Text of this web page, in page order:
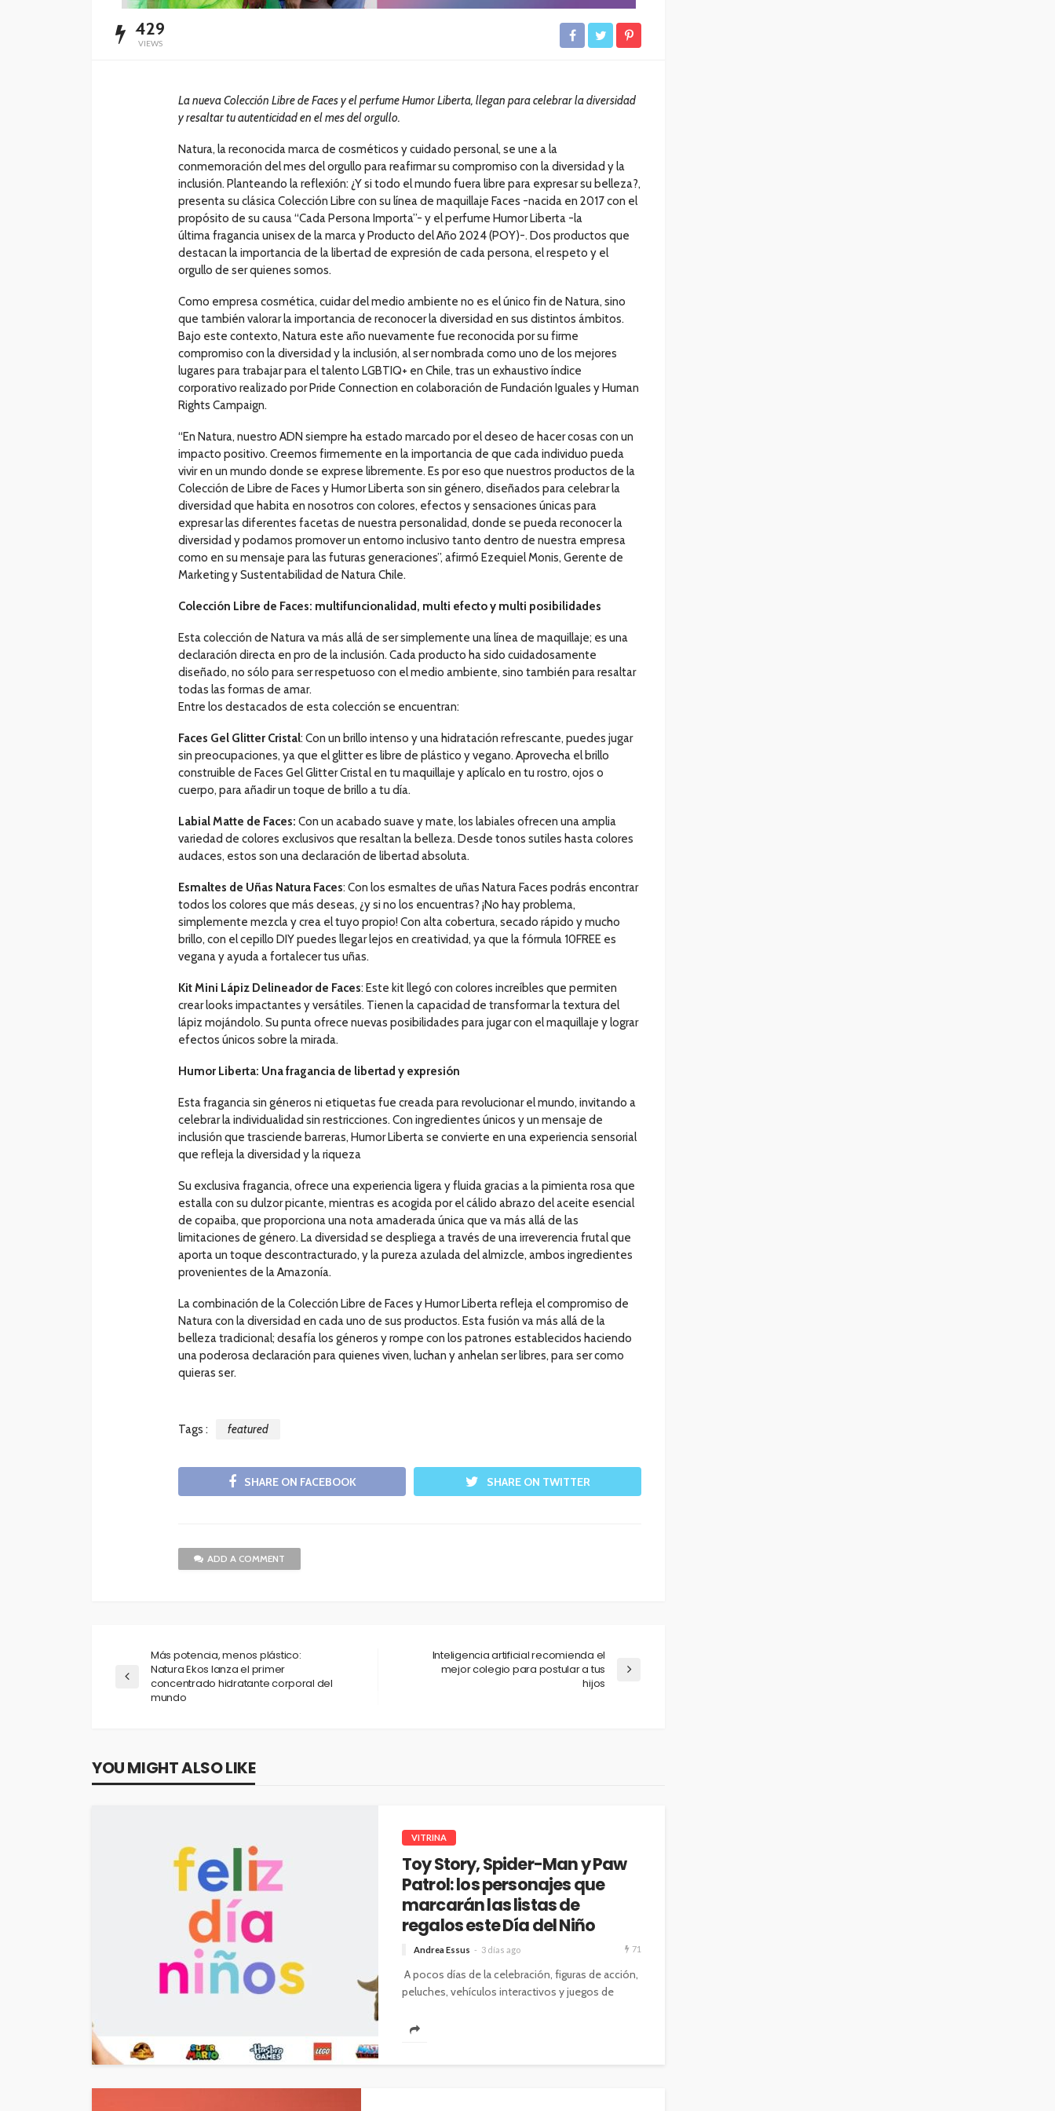
429
VIEWS
La nueva Colección Libre de Faces y el perfume Humor Liberta, llegan para celebrar la diversidad
y resaltar tu autenticidad en el mes del orgullo.
Natura, la reconocida marca de cosméticos y cuidado personal, se une a la
conmemoración del mes del orgullo para reafirmar su compromiso con la diversidad y la
inclusión. Planteando la reflexión: ¿Y si todo el mundo fuera libre para expresar su belleza?,
presenta su clásica Colección Libre con su línea de maquillaje Faces -nacida en 2017 con el
propósito de su causa “Cada Persona Importa”- y el perfume Humor Liberta -la
última fragancia unisex de la marca y Producto del Año 2024 (POY)-. Dos productos que
destacan la importancia de la libertad de expresión de cada persona, el respeto y el
orgullo de ser quienes somos.
Como empresa cosmética, cuidar del medio ambiente no es el único fin de Natura, sino
que también valorar la importancia de reconocer la diversidad en sus distintos ámbitos.
Bajo este contexto, Natura este año nuevamente fue reconocida por su firme
compromiso con la diversidad y la inclusión, al ser nombrada como uno de los mejores
lugares para trabajar para el talento LGBTIQ+ en Chile, tras un exhaustivo índice
corporativo realizado por Pride Connection en colaboración de Fundación Iguales y Human
Rights Campaign.
“En Natura, nuestro ADN siempre ha estado marcado por el deseo de hacer cosas con un
impacto positivo. Creemos firmemente en la importancia de que cada individuo pueda
vivir en un mundo donde se exprese libremente. Es por eso que nuestros productos de la
Colección de Libre de Faces y Humor Liberta son sin género, diseñados para celebrar la
diversidad que habita en nosotros con colores, efectos y sensaciones únicas para
expresar las diferentes facetas de nuestra personalidad, donde se pueda reconocer la
diversidad y podamos promover un entorno inclusivo tanto dentro de nuestra empresa
como en su mensaje para las futuras generaciones”, afirmó Ezequiel Monis, Gerente de
Marketing y Sustentabilidad de Natura Chile.
Colección Libre de Faces: multifuncionalidad, multi efecto y multi posibilidades
Esta colección de Natura va más allá de ser simplemente una línea de maquillaje; es una
declaración directa en pro de la inclusión. Cada producto ha sido cuidadosamente
diseñado, no sólo para ser respetuoso con el medio ambiente, sino también para resaltar
todas las formas de amar.
Entre los destacados de esta colección se encuentran:
Faces Gel Glitter Cristal: Con un brillo intenso y una hidratación refrescante, puedes jugar
sin preocupaciones, ya que el glitter es libre de plástico y vegano. Aprovecha el brillo
construible de Faces Gel Glitter Cristal en tu maquillaje y aplícalo en tu rostro, ojos o
cuerpo, para añadir un toque de brillo a tu día.
Labial Matte de Faces: Con un acabado suave y mate, los labiales ofrecen una amplia
variedad de colores exclusivos que resaltan la belleza. Desde tonos sutiles hasta colores
audaces, estos son una declaración de libertad absoluta.
Esmaltes de Uñas Natura Faces: Con los esmaltes de uñas Natura Faces podrás encontrar
todos los colores que más deseas, ¿y si no los encuentras? ¡No hay problema,
simplemente mezcla y crea el tuyo propio! Con alta cobertura, secado rápido y mucho
brillo, con el cepillo DIY puedes llegar lejos en creatividad, ya que la fórmula 10FREE es
vegana y ayuda a fortalecer tus uñas.
Kit Mini Lápiz Delineador de Faces: Este kit llegó con colores increíbles que permiten
crear looks impactantes y versátiles. Tienen la capacidad de transformar la textura del
lápiz mojándolo. Su punta ofrece nuevas posibilidades para jugar con el maquillaje y lograr
efectos únicos sobre la mirada.
Humor Liberta: Una fragancia de libertad y expresión
Esta fragancia sin géneros ni etiquetas fue creada para revolucionar el mundo, invitando a
celebrar la individualidad sin restricciones. Con ingredientes únicos y un mensaje de
inclusión que trasciende barreras, Humor Liberta se convierte en una experiencia sensorial
que refleja la diversidad y la riqueza
Su exclusiva fragancia, ofrece una experiencia ligera y fluida gracias a la pimienta rosa que
estalla con su dulzor picante, mientras es acogida por el cálido abrazo del aceite esencial
de copaiba, que proporciona una nota amaderada única que va más allá de las
limitaciones de género. La diversidad se despliega a través de una irreverencia frutal que
aporta un toque descontracturado, y la pureza azulada del almizcle, ambos ingredientes
provenientes de la Amazonía.
La combinación de la Colección Libre de Faces y Humor Liberta refleja el compromiso de
Natura con la diversidad en cada uno de sus productos. Esta fusión va más allá de la
belleza tradicional; desafía los géneros y rompe con los patrones establecidos haciendo
una poderosa declaración para quienes viven, luchan y anhelan ser libres, para ser como
quieras ser.
Tags : featured
SHARE ON FACEBOOK SHARE ON TWITTER
ADD A COMMENT
Más potencia, menos plástico:
Natura Ekos lanza el primer
concentrado hidratante corporal del
mundo
Inteligencia artificial recomienda el
mejor colegio para postular a tus
hijos
YOU MIGHT ALSO LIKE
VITRINA
Toy Story, Spider-Man y Paw
Patrol: los personajes que
marcarán las listas de
regalos este Día del Niño
Andrea Essus 3 días ago 71
A pocos días de la celebración, figuras de acción,
peluches, vehículos interactivos y juegos de